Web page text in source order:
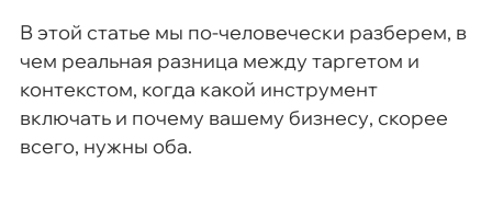
В этой статье мы по-человечески разберем, в
чем реальная разница между таргетом и
контекстом, когда какой инструмент
включать и почему вашему бизнесу, скорее
всего, нужны оба.